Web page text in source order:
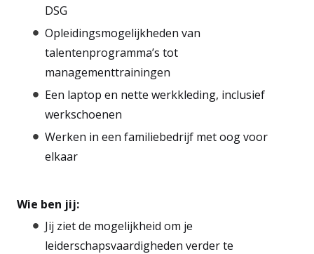
DSG
Opleidingsmogelijkheden van
talentenprogramma’s tot
managementtrainingen
Een laptop en nette werkkleding, inclusief
werkschoenen
Werken in een familiebedrijf met oog voor
elkaar
Wie ben jij:
Jij ziet de mogelijkheid om je
leiderschapsvaardigheden verder te